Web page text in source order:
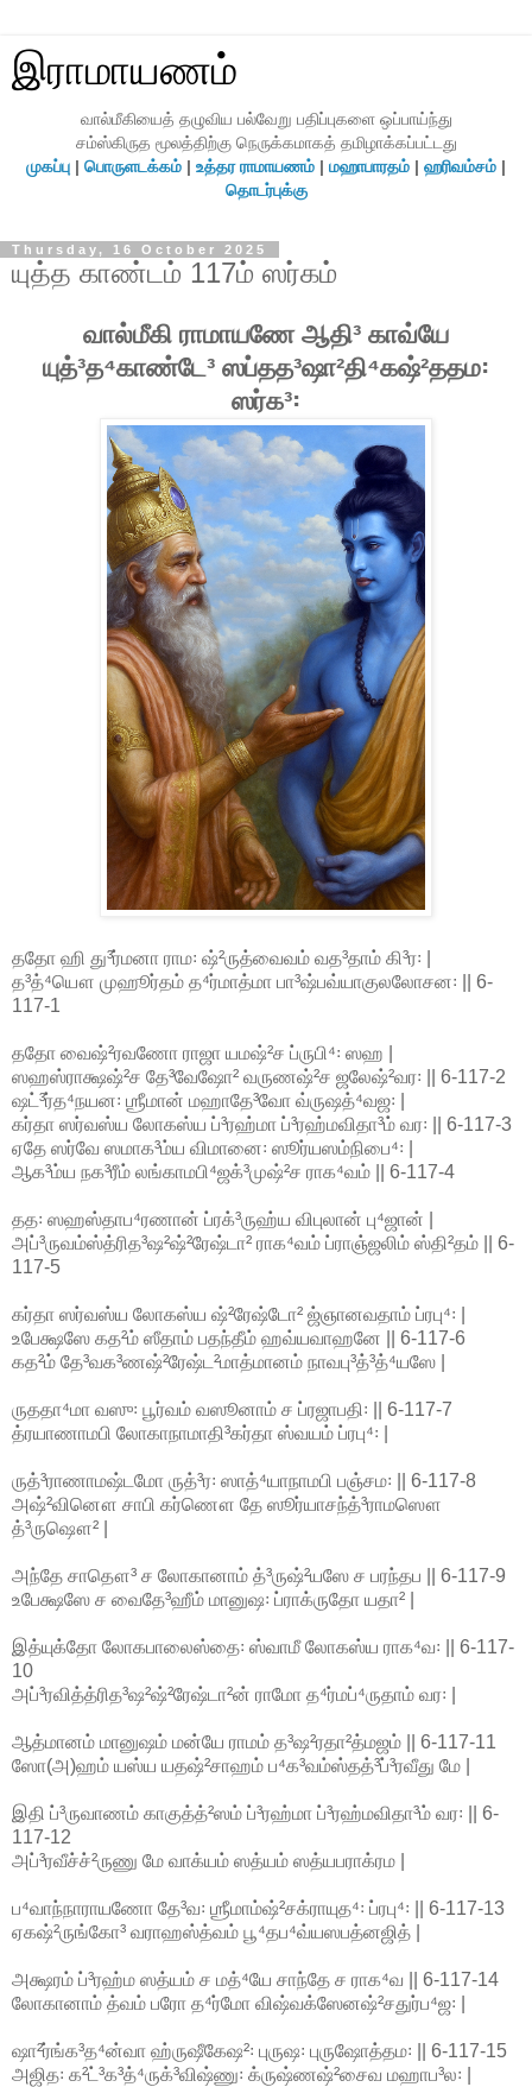
இராமாயணம்
வால்மீகியைத் தழுவிய பல்வேறு பதிப்புகளை ஒப்பாய்ந்து
சம்ஸ்கிருத மூலத்திற்கு நெருக்கமாகத் தமிழாக்கப்பட்டது
முகப்பு | பொருளடக்கம் | உத்தர ராமாயணம் | மஹாபாரதம் | ஹரிவம்சம் |
தொடர்புக்கு
Thursday, 16 October 2025
யுத்த காண்டம் 117ம் ஸர்கம்
வால்மீகி ராமாயணே ஆதி³ காவ்யே
யுத்³த⁴காண்டே³ ஸப்தத³ஷா²தி⁴கஷ்²ததம꞉
ஸர்க³꞉
ததோ ஹி து³ர்மனா ராம꞉ ஷ்²ருத்வைவம் வத³தாம் கி³ர꞉ |
த³த்⁴யௌ முஹூர்தம் த⁴ர்மாத்மா பா³ஷ்பவ்யாகுலலோசன꞉ || 6-
117-1
ததோ வைஷ்²ரவணோ ராஜா யமஷ்²ச ப்ருபி⁴꞉ ஸஹ |
ஸஹஸ்ராக்ஷஷ்²ச தே³வேஷோ² வருணஷ்²ச ஜலேஷ்²வர꞉ || 6-117-2
ஷட்³ர்த⁴நயன꞉ ஶ்ரீமான் மஹாதே³வோ வ்ருஷத்⁴வஜ꞉ |
கர்தா ஸர்வஸ்ய லோகஸ்ய ப்³ரஹ்மா ப்³ரஹ்மவிதா³ம் வர꞉ || 6-117-3
ஏதே ஸர்வே ஸமாக³ம்ய விமானை꞉ ஸூர்யஸம்நிபை⁴꞉ |
ஆக³ம்ய நக³ரீம் லங்காமபி⁴ஜக்³முஷ்²ச ராக⁴வம் || 6-117-4
தத꞉ ஸஹஸ்தாப⁴ரணான் ப்ரக்³ருஹ்ய விபுலான் பு⁴ஜான் |
அப்³ருவம்ஸ்த்ரித³ஷ²ஷ்²ரேஷ்டா² ராக⁴வம் ப்ராஞ்ஜலிம் ஸ்தி²தம் || 6-
117-5
கர்தா ஸர்வஸ்ய லோகஸ்ய ஷ்²ரேஷ்டோ² ஜ்ஞானவதாம் ப்ரபு⁴꞉ |
உபேக்ஷஸே கத²ம் ஸீதாம் பதந்தீம் ஹவ்யவாஹனே || 6-117-6
கத²ம் தே³வக³ணஷ்²ரேஷ்ட²மாத்மானம் நாவபு³த்³த்⁴யஸே |
ருததா⁴மா வஸு꞉ பூர்வம் வஸூனாம் ச ப்ரஜாபதி꞉ || 6-117-7
த்ரயாணாமபி லோகாநாமாதி³கர்தா ஸ்வயம் ப்ரபு⁴꞉ |
ருத்³ராணாமஷ்டமோ ருத்³ர꞉ ஸாத்⁴யாநாமபி பஞ்சம꞉ || 6-117-8
அஷ்²வினௌ சாபி கர்ணௌ தே ஸூர்யாசந்த்³ராமஸௌ
த்³ருஷௌ² |
அந்தே சாதௌ³ ச லோகானாம் த்³ருஷ்²யஸே ச பரந்தப || 6-117-9
உபேக்ஷஸே ச வைதே³ஹீம் மானுஷ꞉ ப்ராக்ருதோ யதா² |
இத்யுக்தோ லோகபாலைஸ்தை꞉ ஸ்வாமீ லோகஸ்ய ராக⁴வ꞉ || 6-117-
10
அப்³ரவித்த்ரித³ஷ²ஷ்²ரேஷ்டா²ன் ராமோ த⁴ர்மப்⁴ருதாம் வர꞉ |
ஆத்மானம் மானுஷம் மன்யே ராமம் த³ஷ²ரதா²த்மஜம் || 6-117-11
ஸோ(அ)ஹம் யஸ்ய யதஷ்²சாஹம் ப⁴க³வம்ஸ்தத்³ப்³ரவீது மே |
இதி ப்³ருவாணம் காகுத்த்²ஸம் ப்³ரஹ்மா ப்³ரஹ்மவிதா³ம் வர꞉ || 6-
117-12
அப்³ரவீச்ச்²ருணு மே வாக்யம் ஸத்யம் ஸத்யபராக்ரம |
ப⁴வாந்நாராயணோ தே³வ꞉ ஶ்ரீமாம்ஷ்²சக்ராயுத⁴꞉ ப்ரபு⁴꞉ || 6-117-13
ஏகஷ்²ருங்கோ³ வராஹஸ்த்வம் பூ⁴தப⁴வ்யஸபத்னஜித் |
அக்ஷரம் ப்³ரஹ்ம ஸத்யம் ச மத்⁴யே சாந்தே ச ராக⁴வ || 6-117-14
லோகானாம் த்வம் பரோ த⁴ர்மோ விஷ்வக்ஸேனஷ்²சதுர்ப⁴ஜ꞉ |
ஷா²ர்ங்க³த⁴ன்வா ஹ்ருஷீகேஷ²꞉ புருஷ꞉ புருஷோத்தம꞉ || 6-117-15
அஜித꞉ க²ட்³க³த்⁴ருக்³விஷ்ணு꞉ க்ருஷ்ணஷ்²சைவ மஹாப³ல꞉ |